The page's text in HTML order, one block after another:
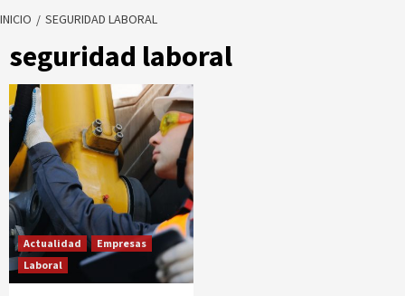
INICIO SEGURIDAD LABORAL
seguridad laboral
Actualidad
Empresas
Laboral